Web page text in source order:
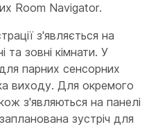
Room Navigator.
з'являється на
та зовні кімнати. У
парних сенсорних
виходу. Для окремого
з'являються на панелі
зустріч для